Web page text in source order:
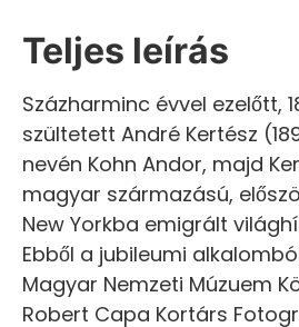
Teljes leírás
Százharminc évvel ezelőtt,
szültetett André Kertész
nevén Kohn Andor, majd
magyar származású,
New Yorkba emigrált
Ebből a jubileumi
Magyar Nemzeti Múzuem
Robert Capa Kortárs